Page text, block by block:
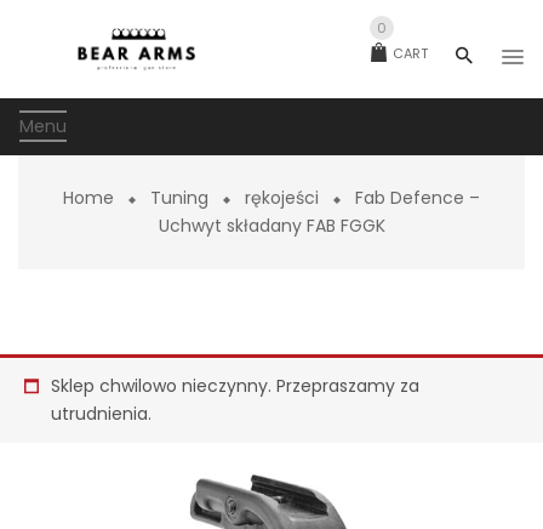
CART
0
Menu
Home Tuning rękojeści
Fab Defence –
Uchwyt składany FAB FGGK
Sklep chwilowo nieczynny. Przepraszamy za
utrudnienia.